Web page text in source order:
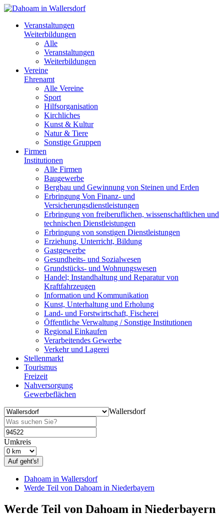
Veranstaltungen
Weiterbildungen
Alle
Veranstaltungen
Weiterbildungen
Vereine
Ehrenamt
Alle Vereine
Sport
Hilfsorganisation
Kirchliches
Kunst & Kultur
Natur & Tiere
Sonstige Gruppen
Firmen
Institutionen
Alle Firmen
Baugewerbe
Bergbau und Gewinnung von Steinen und Erden
Erbringung Von Finanz- und
Versicherungsdienstleistungen
Erbringung von freiberuflichen, wissenschaftlichen und
technischen Dienstleistungen
Erbringung von sonstigen Dienstleistungen
Erziehung, Unterricht, Bildung
Gastgewerbe
Gesundheits- und Sozialwesen
Grundstücks- und Wohnungswesen
Handel; Instandhaltung und Reparatur von
Kraftfahrzeugen
Information und Kommunikation
Kunst, Unterhaltung und Erholung
Land- und Forstwirtschaft, Fischerei
Öffentliche Verwaltung / Sonstige Institutionen
Regional Einkaufen
Verarbeitendes Gewerbe
Verkehr und Lagerei
Stellenmarkt
Tourismus
Freizeit
Nahversorgung
Gewerbeflächen
Wallersdorf
Umkreis
Auf geht's!
Dahoam in Wallersdorf
Werde Teil von Dahoam in Niederbayern
Werde Teil von Dahoam in Niederbayern